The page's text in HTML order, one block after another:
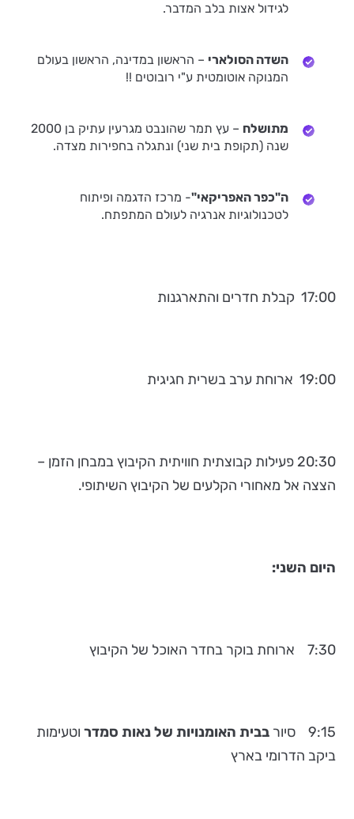
לגידול אצות בלב המדבר.
השדה הסולארי – הראשון במדינה, הראשון בעולם
המנוקה אוטומטית ע"י רובוטים !!
מתושלח
– עץ תמר שהונבט מגרעין עתיק בן 2000
שנה (תקופת בית שני) ונתגלה בחפירות מצדה.
ה"כפר האפריקאי"- מרכז הדגמה ופיתוח
לטכנולוגיות אנרגיה לעולם המתפתח.
17:00 קבלת חדרים והתארגנות
19:00 ארוחת ערב בשרית חגיגית
20:30 פעילות קבוצתית חוויתית הקיבוץ במבחן הזמן –
הצצה אל מאחורי הקלעים של הקיבוץ השיתופי.
היום השני:
7:30 ארוחת בוקר בחדר האוכל של הקיבוץ
9:15 סיור בבית האומנויות של נאות סמדר וטעימות
ביקב הדרומי בארץ